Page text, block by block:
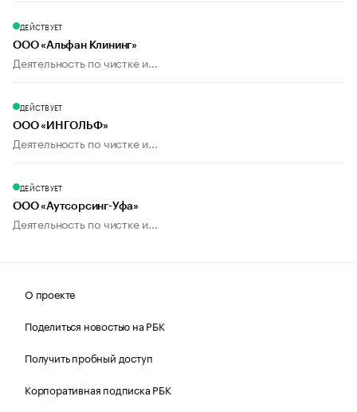
ДЕЙСТВУЕТ
ООО «Альфан Клининг»
Деятельность по чистке и...
ДЕЙСТВУЕТ
ООО «ИНГОЛЬФ»
Деятельность по чистке и...
ДЕЙСТВУЕТ
ООО «Аутсорсинг-Уфа»
Деятельность по чистке и...
О проекте
Поделиться новостью на РБК
Получить пробный доступ
Корпоративная подписка РБК